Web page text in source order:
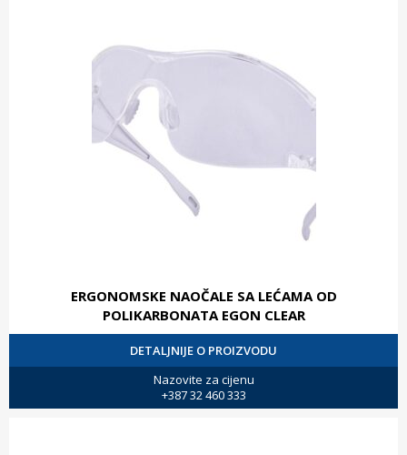
ERGONOMSKE NAOČALE SA LEĆAMA OD
POLIKARBONATA EGON CLEAR
DETALJNIJE O PROIZVODU
Nazovite za cijenu
+387 32 460 333